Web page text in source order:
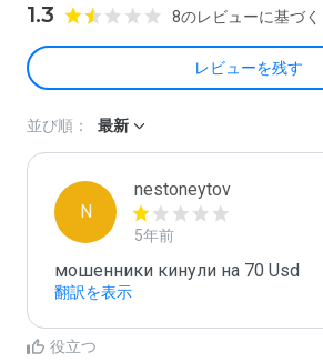
1.3 8のレビューに基づく
レビューを残す
並び順： 最新
N
nestoneytov
5年前
мошенники кинули на 70 Usd
翻訳を表示
役立つ